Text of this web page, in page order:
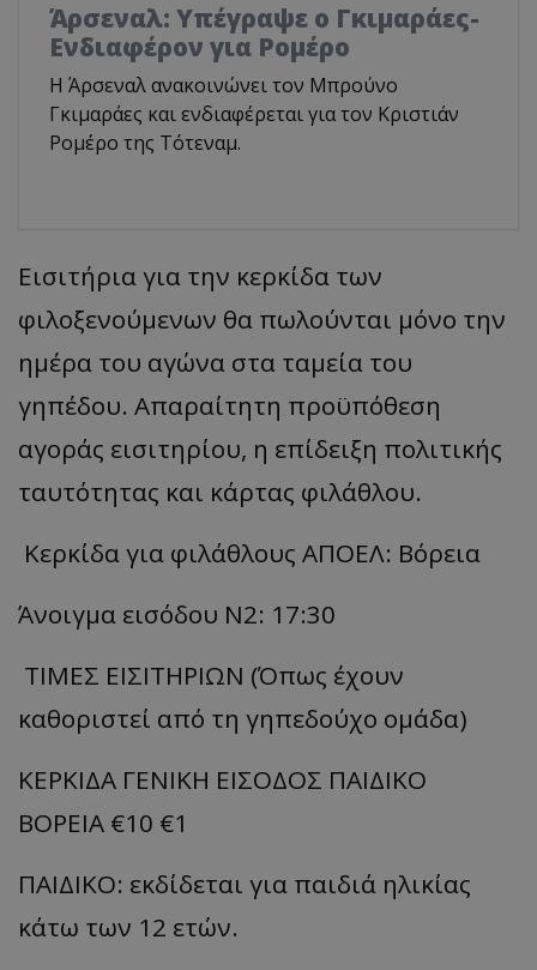
Άρσεναλ: Υπέγραψε ο Γκιμαράες-
Ενδιαφέρον για Ρομέρο
Η Άρσεναλ ανακοινώνει τον Μπρούνο
Γκιμαράες και ενδιαφέρεται για τον Κριστιάν
Ρομέρο της Τότεναμ.
Εισιτήρια για την κερκίδα των
φιλοξενούμενων θα πωλούνται μόνο την
ημέρα του αγώνα στα ταμεία του
γηπέδου. Απαραίτητη προϋπόθεση
αγοράς εισιτηρίου, η επίδειξη πολιτικής
ταυτότητας και κάρτας φιλάθλου.
Κερκίδα για φιλάθλους ΑΠΟΕΛ: Βόρεια
Άνοιγμα εισόδου Ν2: 17:30
ΤΙΜΕΣ ΕΙΣΙΤΗΡΙΩΝ (Όπως έχουν
καθοριστεί από τη γηπεδούχο ομάδα)
ΚΕΡΚΙΔΑ ΓΕΝΙΚΗ ΕΙΣΟΔΟΣ ΠΑΙΔΙΚΟ
ΒΟΡΕΙΑ €10 €1
ΠΑΙΔΙΚΟ: εκδίδεται για παιδιά ηλικίας
κάτω των 12 ετών.